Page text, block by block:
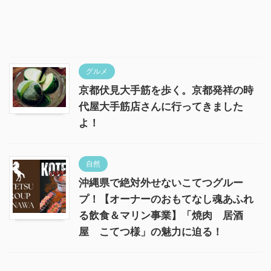
グルメ
京都伏見大手筋を歩く。京都発祥の時
代屋大手筋店さんに行ってきました
よ！
自然
沖縄県で絶対外せないこてつグルー
プ！【オーナーのおもてなし魂あふれ
る飲食＆マリン事業】「焼肉 居酒
屋 こてつ様」の魅力に迫る！